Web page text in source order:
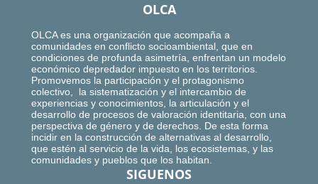
OLCA
OLCA es una organización que acompaña a
comunidades en conflicto socioambiental, que en
condiciones de profunda asimetría, enfrentan un modelo
económico depredador impuesto en los territorios.
Promovemos la participación y el protagonismo
colectivo, la sistematización y el intercambio de
experiencias y conocimientos, la articulación y el
desarrollo de procesos de valoración identitaria, con una
perspectiva de género y de derechos. De esta forma
incidir en la construcción de alternativas al desarrollo,
que estén al servicio de la vida, los ecosistemas, y las
comunidades y pueblos que los habitan.
SIGUENOS